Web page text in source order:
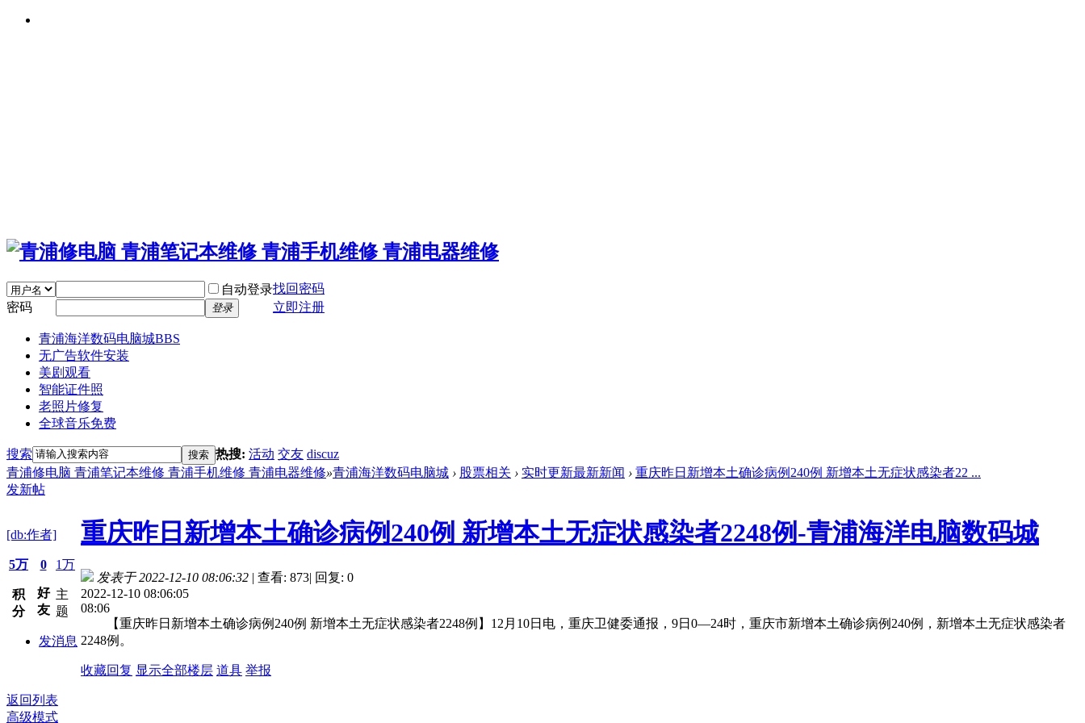
自动登录找回密码
密码
登录 立即注册
青浦海洋数码电脑城BBS
无广告软件安装
美剧观看
智能证件照
老照片修复
全球音乐免费
搜索 搜索 热搜: 活动 交友 discuz
青浦修电脑 青浦笔记本维修 青浦手机维修 青浦电器维修»青浦海洋数码电脑城 › 股票相关 › 实时更新最新新闻 › 重庆昨日新增本土确诊病例240例 新增本土无症状感染者22 ...
发新帖
[db:作者]
5万
积
分
0
好
友
1万
主
题
发消息
重庆昨日新增本土确诊病例240例 新增本土无症状感染者2248例-青浦海洋电脑数码城
发表于 2022-12-10 08:06:32 | 查看: 873| 回复: 0
2022-12-10 08:06:05
08:06
【重庆昨日新增本土确诊病例240例 新增本土无症状感染者2248例】12月10日电，重庆卫健委通报，9日0—24时，重庆市新增本土确诊病例240例，新增本土无症状感染者
2248例。
收藏回复 显示全部楼层 道具 举报
返回列表
高级模式